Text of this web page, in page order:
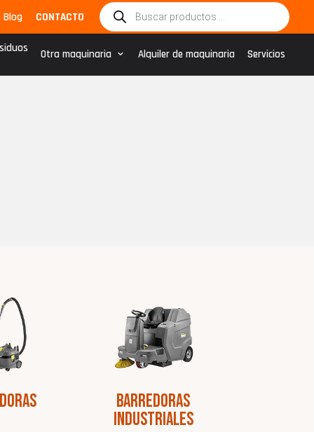
Blog CONTACTO
Búsqueda
de
productos
Otra maquinaria Alquiler de maquinaria Servicios
Barredoras
Industriales